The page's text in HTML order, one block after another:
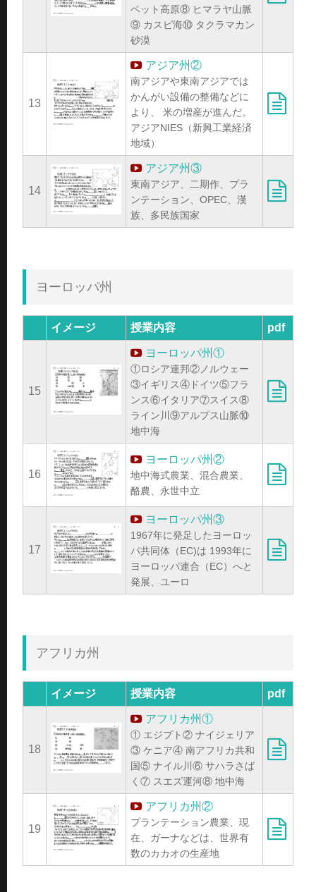
ベット高原⑧ ヒマラヤ山脈
⑨ カスピ海⑩ タクラマカン
砂漠
13
アジア州②
南アジアや東南アジアでは
かんがい設備の整備などに
より、 米の増産が進んだ。
アジアNIES（新興工業経済
地域）
14
アジア州③
東南アジア、二期作、プラ
ンテーション、OPEC、漢
族、多民族国家
ヨーロッパ州
イメージ 授業内容 pdf
15
ヨーロッパ州①
①ロシア連邦②ノルウェー
③イギリス④ドイツ⑤フラ
ンス⑥イタリア⑦スイス⑧
ライン川⑨アルプス山脈⑩
地中海
16
ヨーロッパ州②
地中海式農業、混合農業、
酪農、永世中立
17
ヨーロッパ州③
1967年に発足したヨーロッ
パ共同体（EC)は 1993年に
ヨーロッパ連合（EC）へと
発展、ユーロ
アフリカ州
イメージ 授業内容 pdf
18
アフリカ州①
① エジプト② ナイジェリア
③ ケニア④ 南アフリカ共和
国⑤ ナイル川⑥ サハラさば
く⑦ スエズ運河⑧ 地中海
19
アフリカ州②
プランテーション農業、現
在、ガーナなどは、世界有
数のカカオの生産地